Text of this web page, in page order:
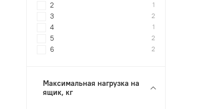
2 1
3 2
4 1
5 2
6 2
Максимальная нагрузка на
ящик, кг